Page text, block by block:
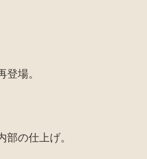
場。
の仕上げ。